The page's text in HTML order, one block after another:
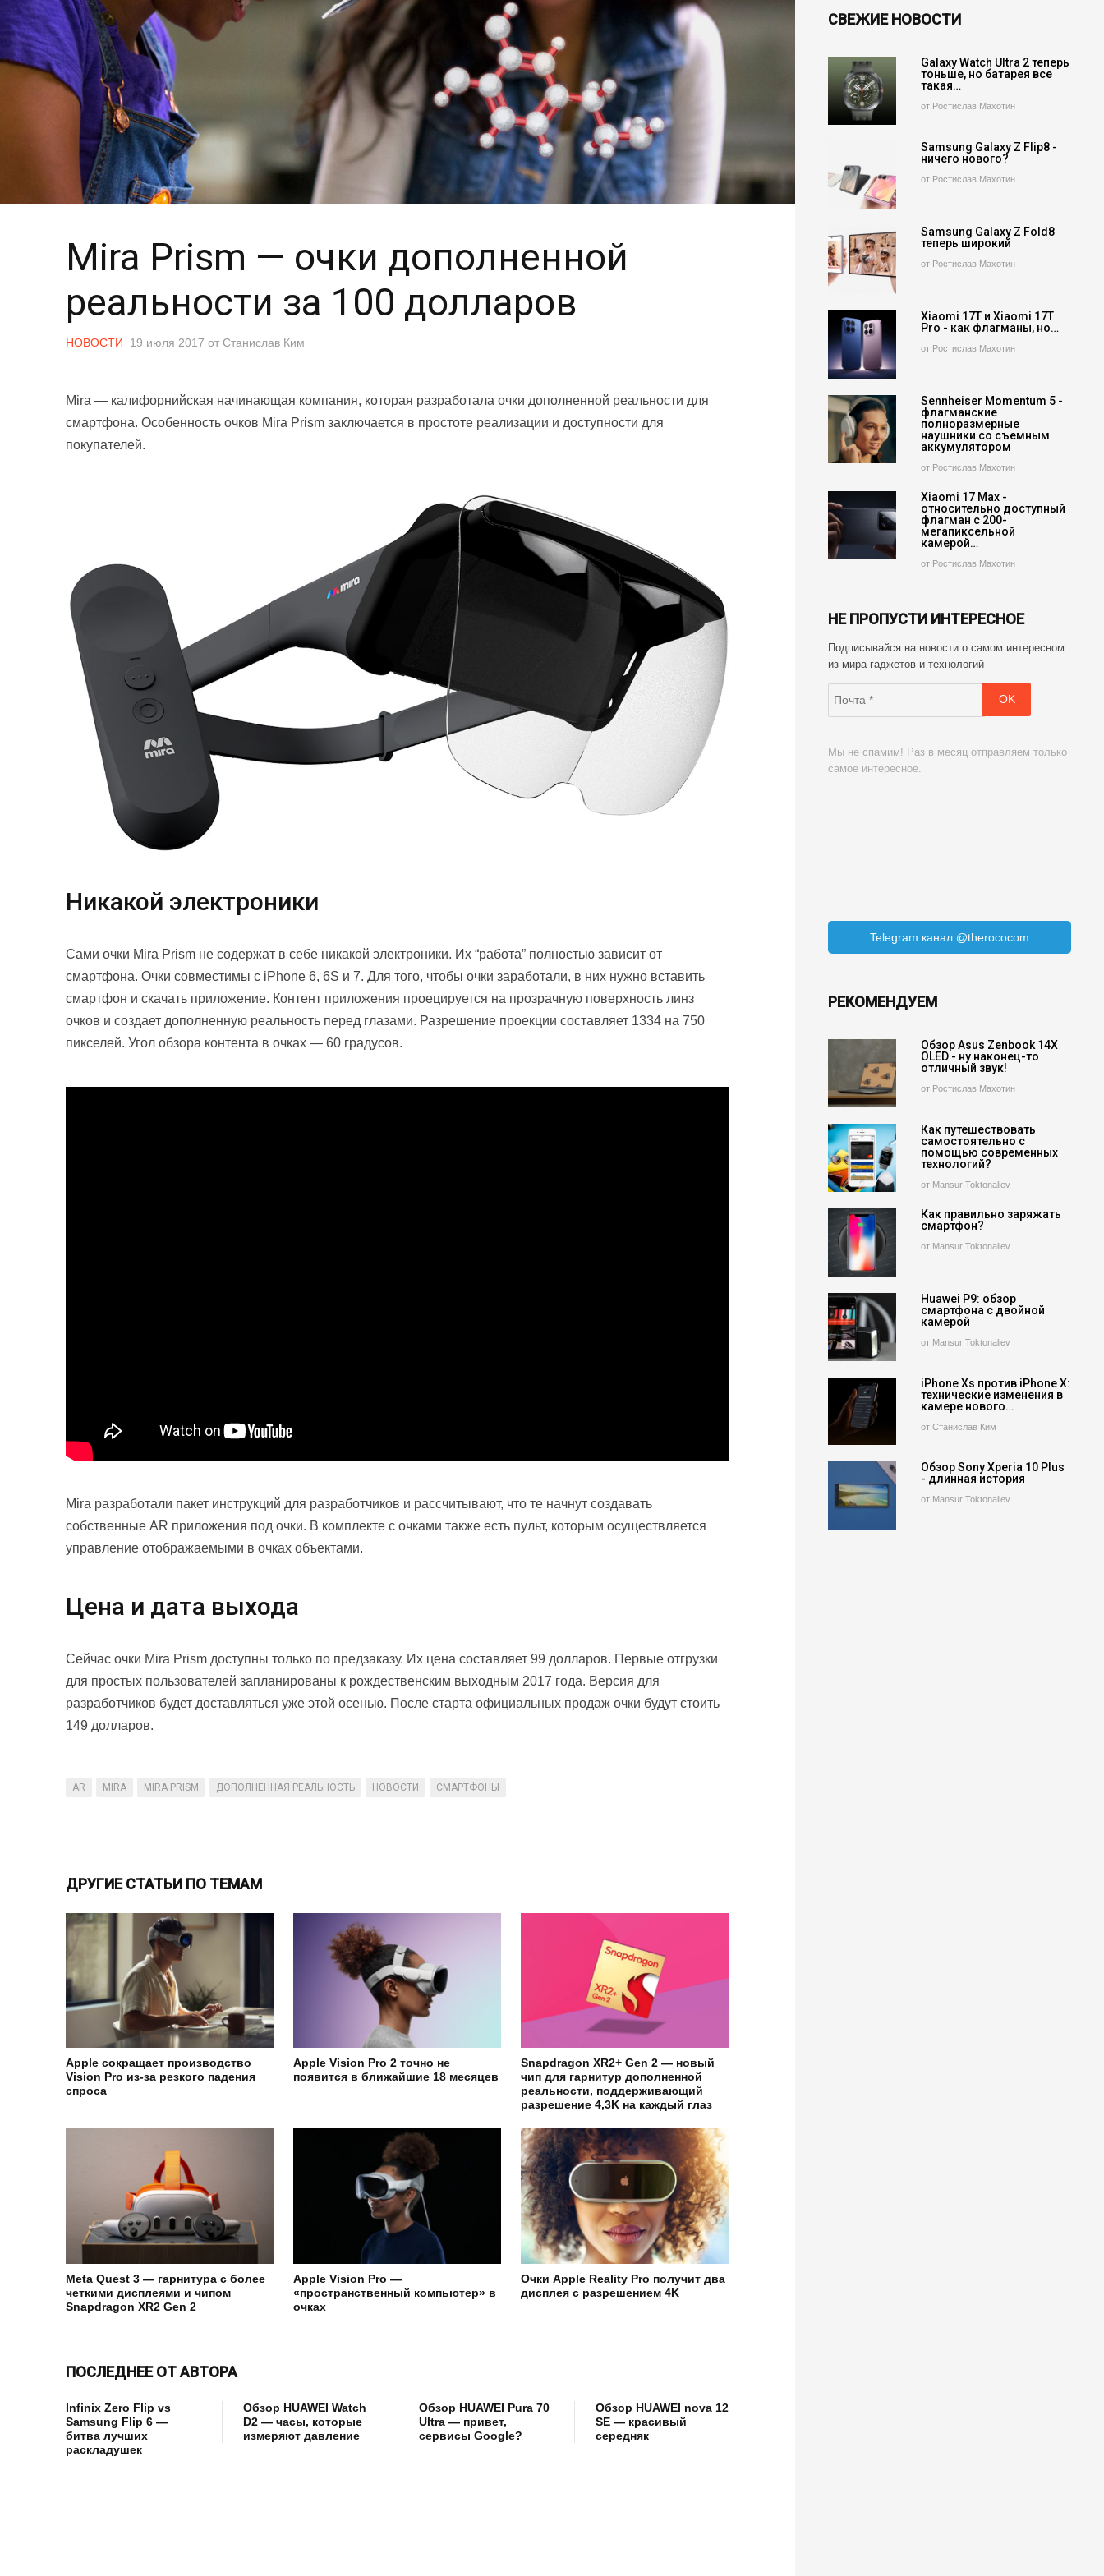
Mira Prism — очки дополненной
реальности за 100 долларов
НОВОСТИ 19 июля 2017 от Станислав Ким
Mira — калифорнийская начинающая компания, которая разработала очки дополненной реальности для
смартфона. Особенность очков Mira Prism заключается в простоте реализации и доступности для
покупателей.
Никакой электроники
Сами очки Mira Prism не содержат в себе никакой электроники. Их “работа” полностью зависит от
смартфона. Очки совместимы с iPhone 6, 6S и 7. Для того, чтобы очки заработали, в них нужно вставить
смартфон и скачать приложение. Контент приложения проецируется на прозрачную поверхность линз
очков и создает дополненную реальность перед глазами. Разрешение проекции составляет 1334 на 750
пикселей. Угол обзора контента в очках — 60 градусов.
Mira разработали пакет инструкций для разработчиков и рассчитывают, что те начнут создавать
собственные AR приложения под очки. В комплекте с очками также есть пульт, которым осуществляется
управление отображаемыми в очках объектами.
Цена и дата выхода
Сейчас очки Mira Prism доступны только по предзаказу. Их цена составляет 99 долларов. Первые отгрузки
для простых пользователей запланированы к рождественским выходным 2017 года. Версия для
разработчиков будет доставляться уже этой осенью. После старта официальных продаж очки будут стоить
149 долларов.
AR MIRA MIRA PRISM ДОПОЛНЕННАЯ РЕАЛЬНОСТЬ НОВОСТИ СМАРТФОНЫ
ДРУГИЕ СТАТЬИ ПО ТЕМАМ
Apple сокращает производство
Vision Pro из-за резкого падения
спроса
Apple Vision Pro 2 точно не
появится в ближайшие 18 месяцев
Snapdragon XR2+ Gen 2 — новый
чип для гарнитур дополненной
реальности, поддерживающий
разрешение 4,3K на каждый глаз
Meta Quest 3 — гарнитура с более
четкими дисплеями и чипом
Snapdragon XR2 Gen 2
Apple Vision Pro —
«пространственный компьютер» в
очках
Очки Apple Reality Pro получит два
дисплея с разрешением 4K
ПОСЛЕДНЕЕ ОТ АВТОРА
Infinix Zero Flip vs
Samsung Flip 6 —
битва лучших
раскладушек
Обзор HUAWEI Watch
D2 — часы, которые
измеряют давление
Обзор HUAWEI Pura 70
Ultra — привет,
сервисы Google?
Обзор HUAWEI nova 12
SE — красивый
середняк
СВЕЖИЕ НОВОСТИ
Galaxy Watch Ultra 2 теперь
тоньше, но батарея все
такая…
от Ростислав Махотин
Samsung Galaxy Z Flip8 -
ничего нового?
от Ростислав Махотин
Samsung Galaxy Z Fold8
теперь широкий
от Ростислав Махотин
Xiaomi 17T и Xiaomi 17T
Pro - как флагманы, но…
от Ростислав Махотин
Sennheiser Momentum 5 -
флагманские
полноразмерные
наушники со съемным
аккумулятором
от Ростислав Махотин
Xiaomi 17 Max -
относительно доступный
флагман с 200-
мегапиксельной
камерой…
от Ростислав Махотин
НЕ ПРОПУСТИ ИНТЕРЕСНОЕ
Подписывайся на новости о самом интересном
из мира гаджетов и технологий
Мы не спамим! Раз в месяц отправляем только
самое интересное.
Telegram канал @therococom
РЕКОМЕНДУЕМ
Обзор Asus Zenbook 14X
OLED - ну наконец-то
отличный звук!
от Ростислав Махотин
Как путешествовать
самостоятельно с
помощью современных
технологий?
от Mansur Toktonaliev
Как правильно заряжать
смартфон?
от Mansur Toktonaliev
Huawei P9: обзор
смартфона с двойной
камерой
от Mansur Toktonaliev
iPhone Xs против iPhone X:
технические изменения в
камере нового…
от Станислав Ким
Обзор Sony Xperia 10 Plus
- длинная история
от Mansur Toktonaliev